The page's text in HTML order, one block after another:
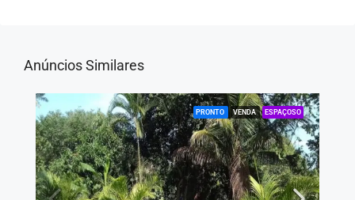
Anúncios Similares
PRONTO VENDA ESPAÇOSO